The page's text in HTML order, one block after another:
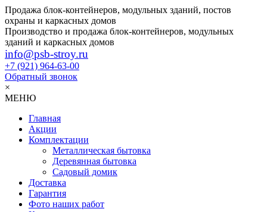
Продажа блок-контейнеров, модульных зданий, постов
охраны и каркасных домов
Производство и продажа блок-контейнеров, модульных
зданий и каркасных домов
info@psb-stroy.ru
+7 (921) 964-63-00
Обратный звонок
×
МЕНЮ
Главная
Акции
Комплектации
Металлическая бытовка
Деревянная бытовка
Садовый домик
Доставка
Гарантия
Фото наших работ